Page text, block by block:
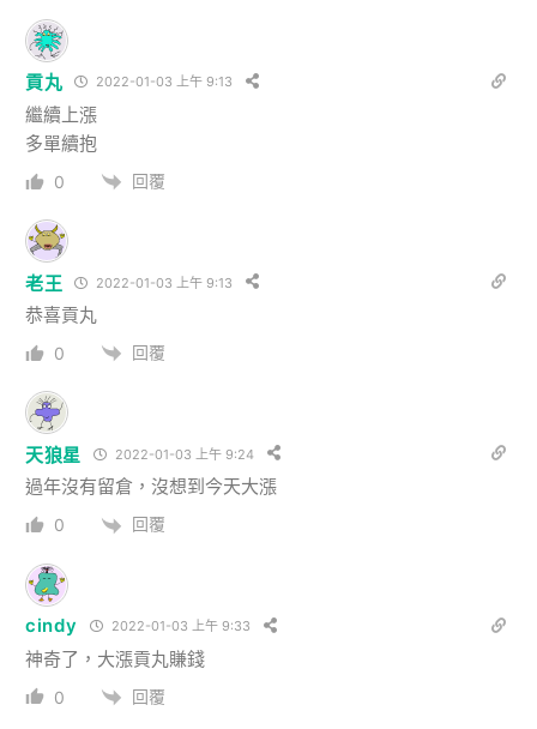
貢丸 2022-01-03 上午 9:13
繼續上漲
多單續抱
0 回覆
老王 2022-01-03 上午 9:13
恭喜貢丸
0 回覆
天狼星 2022-01-03 上午 9:24
過年沒有留倉，沒想到今天大漲
0 回覆
cindy 2022-01-03 上午 9:33
神奇了，大漲貢丸賺錢
0 回覆